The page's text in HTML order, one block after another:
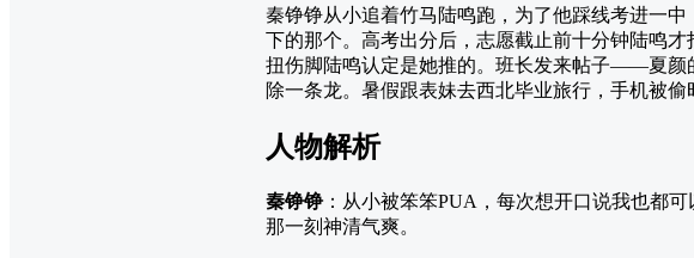
秦铮铮从小追着竹马陆鸣跑，为了他踩线考进一
下的那个。高考出分后，志愿截止前十分钟陆鸣
扭伤脚陆鸣认定是她推的。班长发来帖子——夏颜
除一条龙。暑假跟表妹去西北毕业旅行，手机被偷
人物解析
秦铮铮：从小被笨笨PUA，每次想开口说我也都
那一刻神清气爽。